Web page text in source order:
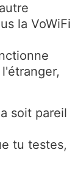
la VoWiFi
soit pareil
tu testes,